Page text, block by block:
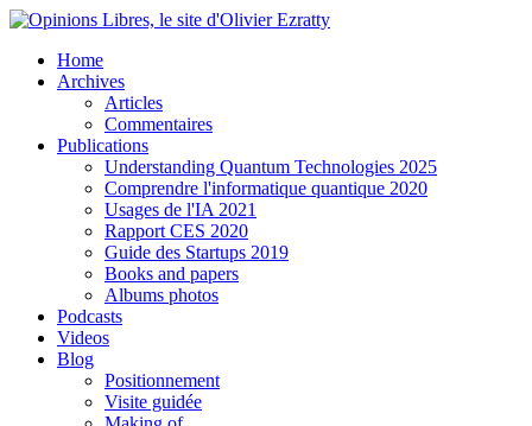
Home
Archives
Articles
Commentaires
Publications
Understanding Quantum Technologies 2025
Comprendre l'informatique quantique 2020
Usages de l'IA 2021
Rapport CES 2020
Guide des Startups 2019
Books and papers
Albums photos
Podcasts
Videos
Blog
Positionnement
Visite guidée